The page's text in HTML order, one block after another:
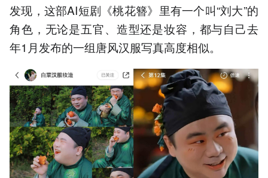
发现，这部AI短剧《桃花簪》里有一个叫“刘大”的
角色，无论是五官、造型还是妆容，都与自己去
年1月发布的一组唐风汉服写真高度相似。